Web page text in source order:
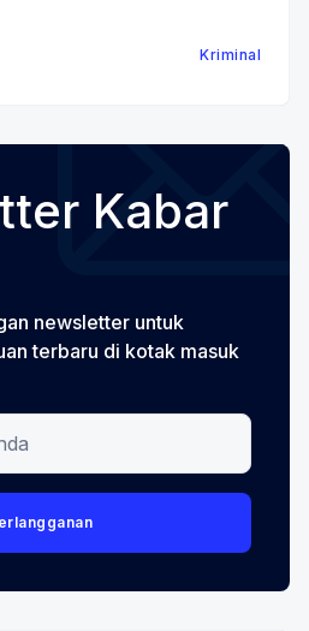
Ahmad, dalam acara anotasi
Kriminal
Kabar
newsletter untuk
terbaru di kotak masuk